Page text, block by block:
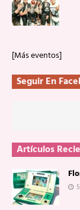
[Más eventos]
Seguir En
Artículos